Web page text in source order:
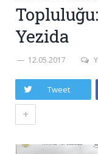
Yezida
12.05.2017
Tweet
+